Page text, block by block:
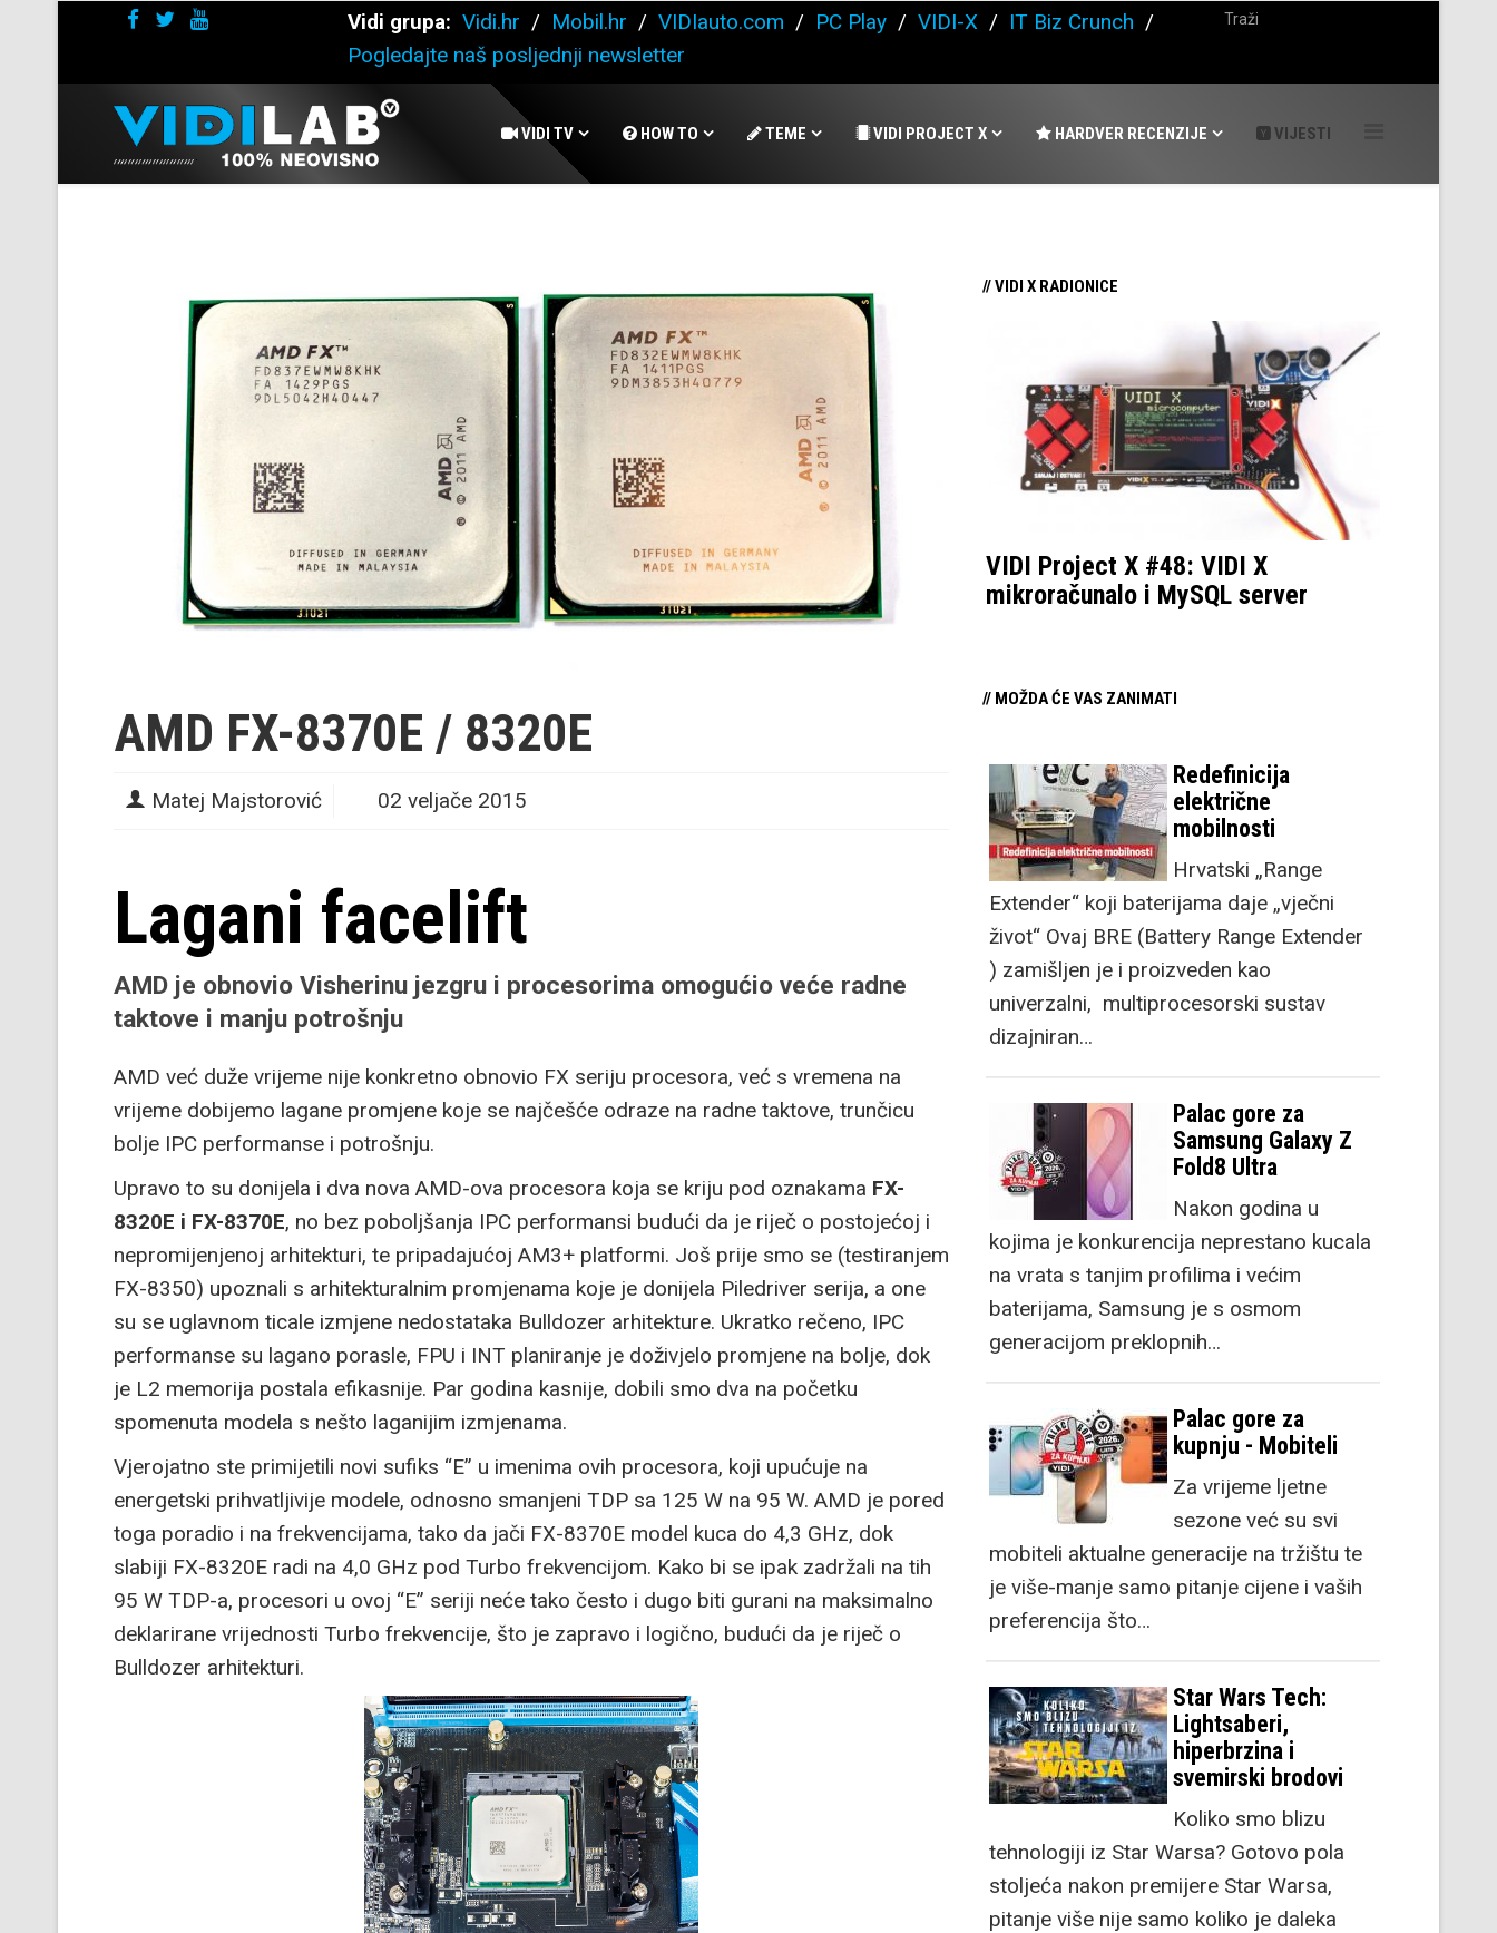
Vidi grupa: Vidi.hr / Mobil.hr / VIDIauto.com / PC Play / VIDI-X / IT Biz Crunch /
Pogledajte naš posljednji newsletter
VIDI TV HOW TO TEME VIDI PROJECT X HARDVER RECENZIJE VIJESTI
AMD FX-8370E / 8320E
Matej Majstorović 02 veljače 2015
Lagani facelift
AMD je obnovio Visherinu jezgru i procesorima omogućio veće radne
taktove i manju potrošnju
AMD već duže vrijeme nije konkretno obnovio FX seriju procesora, već s vremena na
vrijeme dobijemo lagane promjene koje se najčešće odraze na radne taktove, trunčicu
bolje IPC performanse i potrošnju.
Upravo to su donijela i dva nova AMD-ova procesora koja se kriju pod oznakama FX-
8320E i FX-8370E, no bez poboljšanja IPC performansi budući da je riječ o postojećoj i
nepromijenjenoj arhitekturi, te pripadajućoj AM3+ platformi. Još prije smo se (testiranjem
FX-8350) upoznali s arhitekturalnim promjenama koje je donijela Piledriver serija, a one
su se uglavnom ticale izmjene nedostataka Bulldozer arhitekture. Ukratko rečeno, IPC
performanse su lagano porasle, FPU i INT planiranje je doživjelo promjene na bolje, dok
je L2 memorija postala efikasnije. Par godina kasnije, dobili smo dva na početku
spomenuta modela s nešto laganijim izmjenama.
Vjerojatno ste primijetili novi sufiks “E” u imenima ovih procesora, koji upućuje na
energetski prihvatljivije modele, odnosno smanjeni TDP sa 125 W na 95 W. AMD je pored
toga poradio i na frekvencijama, tako da jači FX-8370E model kuca do 4,3 GHz, dok
slabiji FX-8320E radi na 4,0 GHz pod Turbo frekvencijom. Kako bi se ipak zadržali na tih
95 W TDP-a, procesori u ovoj “E” seriji neće tako često i dugo biti gurani na maksimalno
deklarirane vrijednosti Turbo frekvencije, što je zapravo i logično, budući da je riječ o
Bulldozer arhitekturi.
// VIDI X RADIONICE
VIDI Project X #48: VIDI X
mikroračunalo i MySQL server
// MOŽDA ĆE VAS ZANIMATI
Redefinicija
električne
mobilnosti
Hrvatski „Range
Extender“ koji baterijama daje „vječni
život“ Ovaj BRE (Battery Range Extender
) zamišljen je i proizveden kao
univerzalni, multiprocesorski sustav
dizajniran…
Palac gore za
Samsung Galaxy Z
Fold8 Ultra
Nakon godina u
kojima je konkurencija neprestano kucala
na vrata s tanjim profilima i većim
baterijama, Samsung je s osmom
generacijom preklopnih…
Palac gore za
kupnju - Mobiteli
Za vrijeme ljetne
sezone već su svi
mobiteli aktualne generacije na tržištu te
je više-manje samo pitanje cijene i vaših
preferencija što…
Star Wars Tech:
Lightsaberi,
hiperbrzina i
svemirski brodovi
Koliko smo blizu
tehnologiji iz Star Warsa? Gotovo pola
stoljeća nakon premijere Star Warsa,
pitanje više nije samo koliko je daleka